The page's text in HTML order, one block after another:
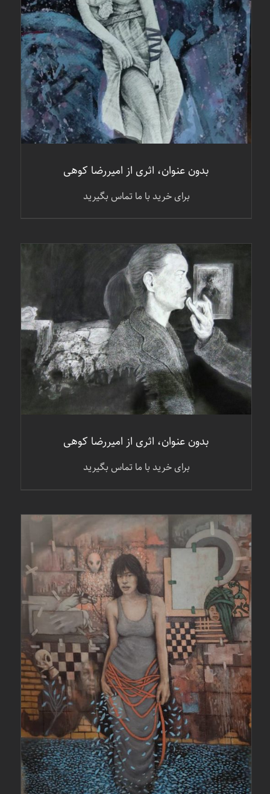
بدون عنوان، اثری از امیررضا کوهی
برای خرید با ما تماس بگیرید
جزئیات
بدون عنوان، اثری از امیررضا کوهی
برای خرید با ما تماس بگیرید
جزئیات